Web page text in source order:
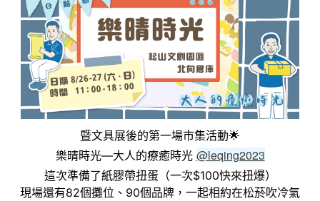
暨文具展後的第一場市集活動🌟
樂晴時光—大人的療癒時光 @leqing2023
這次準備了紙膠帶扭蛋（一次$100快來扭爆）
現場還有82個攤位、90個品牌，一起相約在松菸吹冷氣